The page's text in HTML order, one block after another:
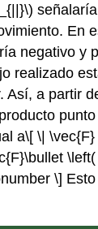
En
negativo y
realizado
Así, a partir
a\[ \|
\]